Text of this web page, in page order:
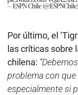
— ESPN Chile (@ESPNChile)
Por último, el
las críticas sobre
chilena:
problema con
especialmente si